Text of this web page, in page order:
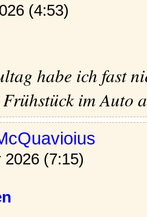
(4:53)
habe ich fast
im Auto
(7:15)